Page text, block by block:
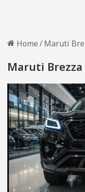
Home/Maruti
Maruti Brezza